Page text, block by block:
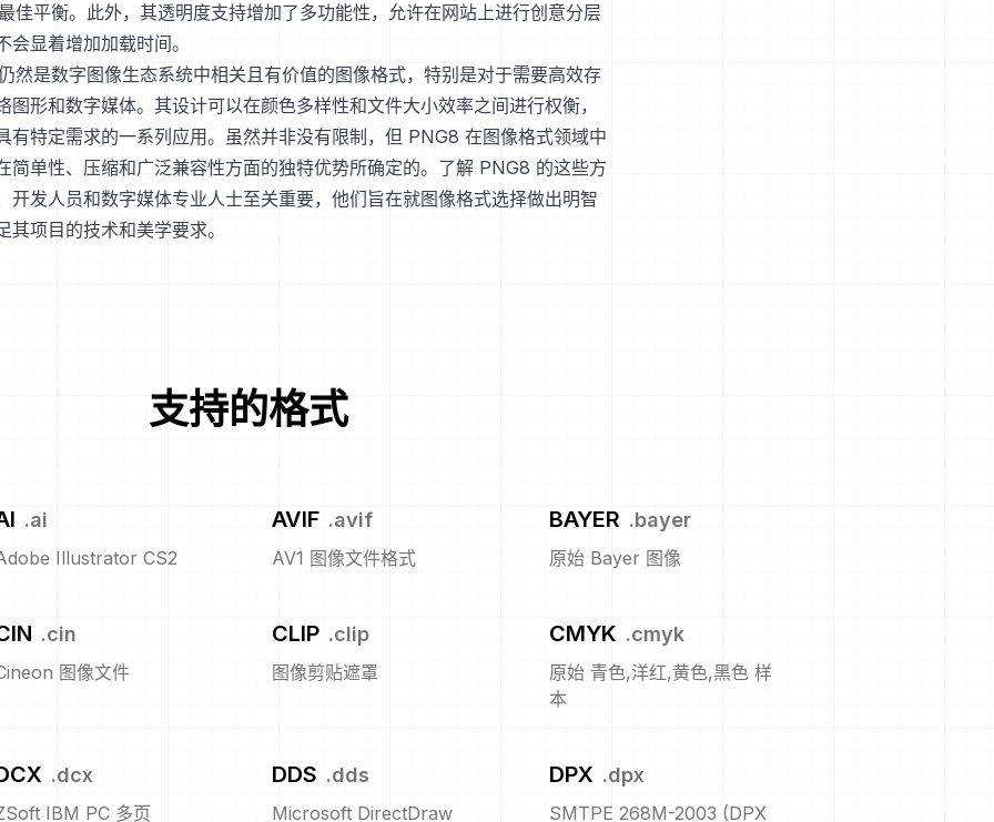
佳平衡。此外，其透明度支持增加了多功能性，允许在网站上进行创意分层
会显着增加加载时间。
然是数字图像生态系统中相关且有价值的图像格式，特别是对于需要高效存
图形和数字媒体。其设计可以在颜色多样性和文件大小效率之间进行权衡，
有特定需求的一系列应用。虽然并非没有限制，但 PNG8 在图像格式领域中
简单性、压缩和广泛兼容性方面的独特优势所确定的。了解 PNG8 的这些方
开发人员和数字媒体专业人士至关重要，他们旨在就图像格式选择做出明智
其项目的技术和美学要求。
支持的格式
.ai
Illustrator CS2
AVIF .avif
AV1 图像文件格式
BAYER .bayer
原始 Bayer 图像
.cin
图像文件
CLIP .clip
图像剪贴遮罩
CMYK .cmyk
原始 青色,洋红,黄色,黑色 样
本
.dcx
IBM PC 多页
DDS .dds
Microsoft DirectDraw
DPX .dpx
SMTPE 268M-2003 (DPX